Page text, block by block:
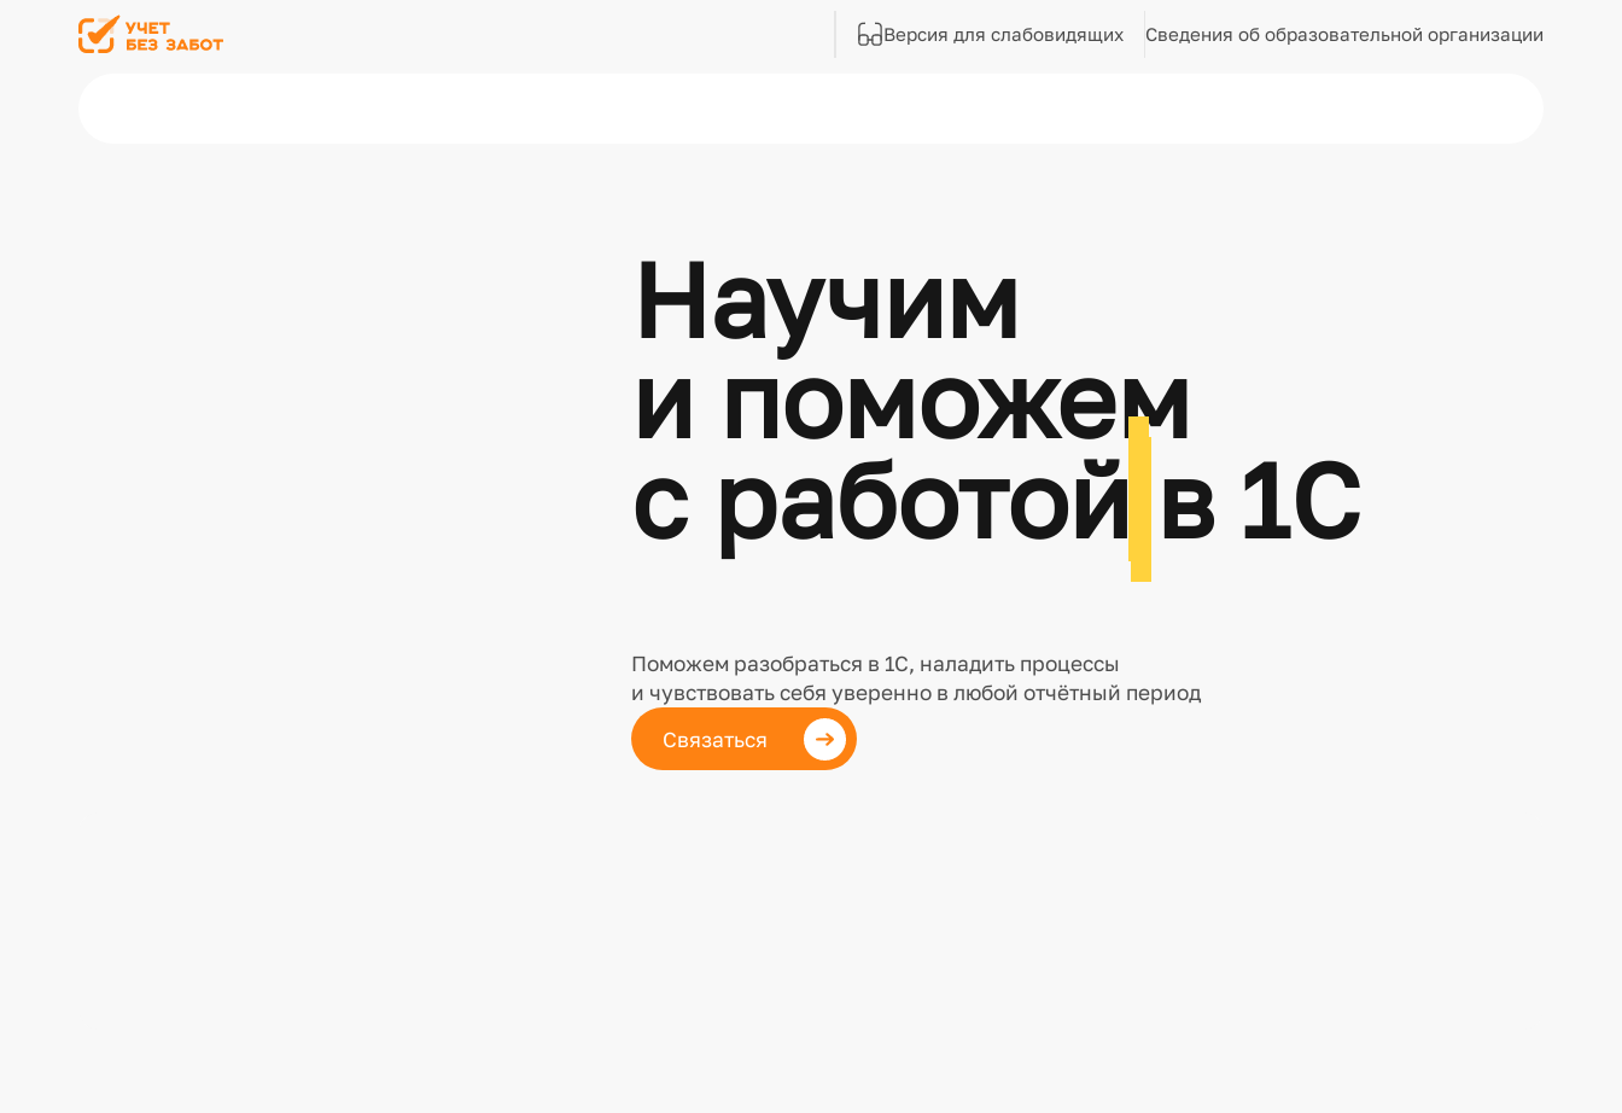
Версия для слабовидящих Сведения об образовательной организации
Научим
и поможем
с работой в 1С
Поможем разобраться в 1С, наладить процессы
и чувствовать себя уверенно в любой отчётный период
Связаться